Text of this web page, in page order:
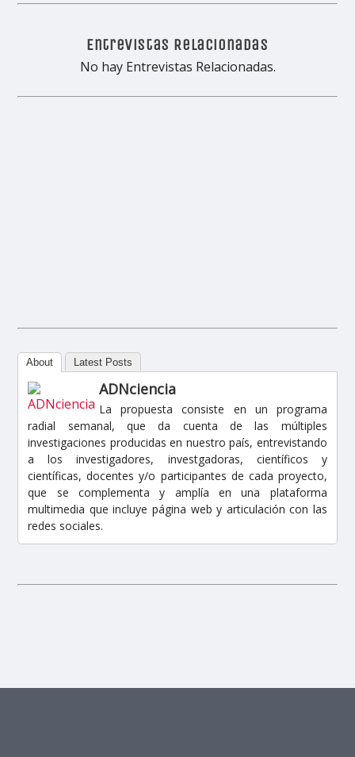
Entrevistas Relacionadas
No hay Entrevistas Relacionadas.
About Latest Posts
ADNciencia
La propuesta consiste en un programa
radial semanal, que da cuenta de las múltiples
investigaciones producidas en nuestro país, entrevistando
a los investigadores, investgadoras, científicos y
científicas, docentes y/o participantes de cada proyecto,
que se complementa y amplía en una plataforma
multimedia que incluye página web y articulación con las
redes sociales.